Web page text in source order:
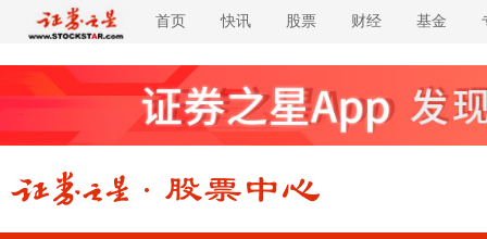
首页 快讯 股票 财经 基金